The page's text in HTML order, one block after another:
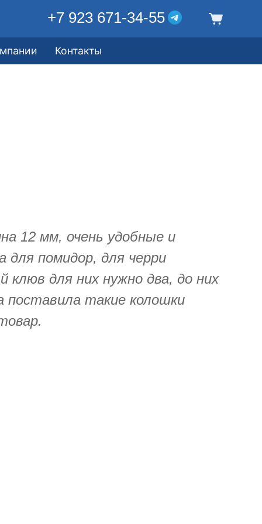
+7 923 671-34-55
Контакты
12 мм, очень удобные и
для помидор, для черри
клюв для них нужно два, до них
поставила такие колошки